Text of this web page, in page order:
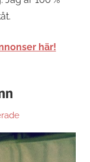
här!